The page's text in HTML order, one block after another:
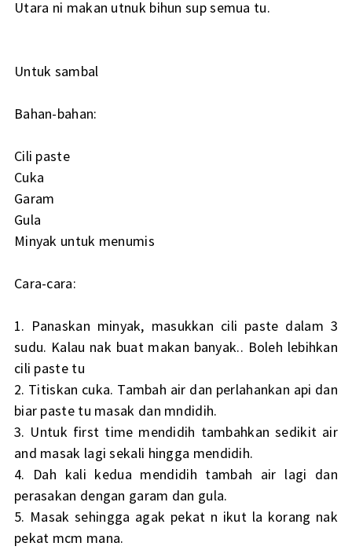
Utara ni makan utnuk bihun sup semua tu.
Untuk sambal
Bahan-bahan:
Cili paste
Cuka
Garam
Gula
Minyak untuk menumis
Cara-cara:
1. Panaskan minyak, masukkan cili paste dalam 3
sudu. Kalau nak buat makan banyak.. Boleh lebihkan
cili paste tu
2. Titiskan cuka. Tambah air dan perlahankan api dan
biar paste tu masak dan mndidih.
3. Untuk first time mendidih tambahkan sedikit air
and masak lagi sekali hingga mendidih.
4. Dah kali kedua mendidih tambah air lagi dan
perasakan dengan garam dan gula.
5. Masak sehingga agak pekat n ikut la korang nak
pekat mcm mana.